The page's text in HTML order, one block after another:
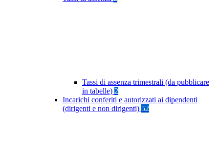
Tassi di assenza trimestrali (da pubblicare
in tabelle) 2
Incarichi conferiti e autorizzati ai dipendenti
(dirigenti e non dirigenti) 52